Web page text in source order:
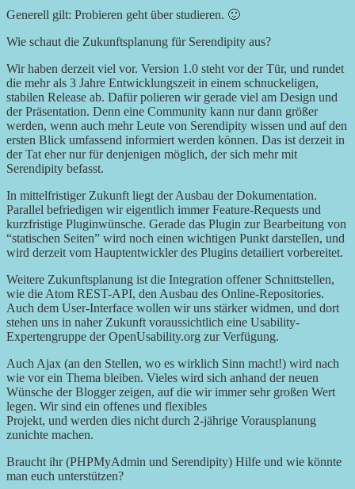
Generell gilt: Probieren geht über studieren. 🙂
Wie schaut die Zukunftsplanung für Serendipity aus?
Wir haben derzeit viel vor. Version 1.0 steht vor der Tür, und rundet
die mehr als 3 Jahre Entwicklungszeit in einem schnuckeligen,
stabilen Release ab. Dafür polieren wir gerade viel am Design und
der Präsentation. Denn eine Community kann nur dann größer
werden, wenn auch mehr Leute von Serendipity wissen und auf den
ersten Blick umfassend informiert werden können. Das ist derzeit in
der Tat eher nur für denjenigen möglich, der sich mehr mit
Serendipity befasst.
In mittelfristiger Zukunft liegt der Ausbau der Dokumentation.
Parallel befriedigen wir eigentlich immer Feature-Requests und
kurzfristige Pluginwünsche. Gerade das Plugin zur Bearbeitung von
“statischen Seiten” wird noch einen wichtigen Punkt darstellen, und
wird derzeit vom Hauptentwickler des Plugins detailiert vorbereitet.
Weitere Zukunftsplanung ist die Integration offener Schnittstellen,
wie die Atom REST-API, den Ausbau des Online-Repositories.
Auch dem User-Interface wollen wir uns stärker widmen, und dort
stehen uns in naher Zukunft voraussichtlich eine Usability-
Expertengruppe der OpenUsability.org zur Verfügung.
Auch Ajax (an den Stellen, wo es wirklich Sinn macht!) wird nach
wie vor ein Thema bleiben. Vieles wird sich anhand der neuen
Wünsche der Blogger zeigen, auf die wir immer sehr großen Wert
legen. Wir sind ein offenes und flexibles
Projekt, und werden dies nicht durch 2-jährige Vorausplanung
zunichte machen.
Braucht ihr (PHPMyAdmin und Serendipity) Hilfe und wie könnte
man euch unterstützen?